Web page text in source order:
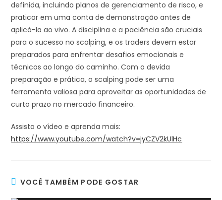
definida, incluindo planos de gerenciamento de risco, e
praticar em uma conta de demonstração antes de
aplicá-la ao vivo. A disciplina e a paciência são cruciais
para o sucesso no scalping, e os traders devem estar
preparados para enfrentar desafios emocionais e
técnicos ao longo do caminho. Com a devida
preparação e prática, o scalping pode ser uma
ferramenta valiosa para aproveitar as oportunidades de
curto prazo no mercado financeiro.
Assista o vídeo e aprenda mais:
https://www.youtube.com/watch?v=jyCZV2kUlHc
VOCÊ TAMBÉM PODE GOSTAR